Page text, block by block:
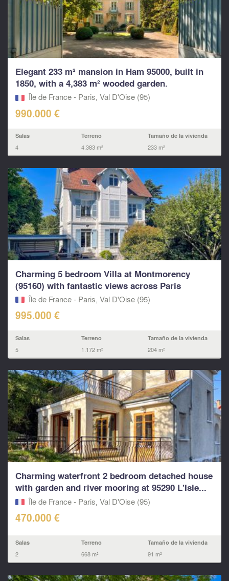
Elegant 233 m² mansion in Ham 95000, built in
1850, with a 4,383 m² wooded garden.
Île de France - Paris, Val D'Oise (95)
990.000 €
Salas
4
Terreno
4.383 m²
Tamaño de la vivienda
233 m²
Charming 5 bedroom Villa at Montmorency
(95160) with fantastic views across Paris
Île de France - Paris, Val D'Oise (95)
995.000 €
Salas
5
Terreno
1.172 m²
Tamaño de la vivienda
204 m²
Charming waterfront 2 bedroom detached house
with garden and river mooring at 95290 L'Isle...
Île de France - Paris, Val D'Oise (95)
470.000 €
Salas
2
Terreno
668 m²
Tamaño de la vivienda
91 m²